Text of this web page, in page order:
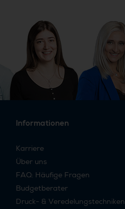
Informationen
Karriere
Über uns
FAQ: Häufige Fragen
Budgetberater
Druck- & Veredelungstechniken